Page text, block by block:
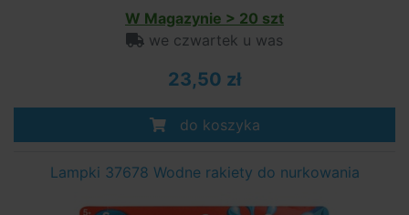
W Magazynie > 20 szt
we czwartek u was
23,50 zł
do koszyka
Lampki 37678 Wodne rakiety do nurkowania